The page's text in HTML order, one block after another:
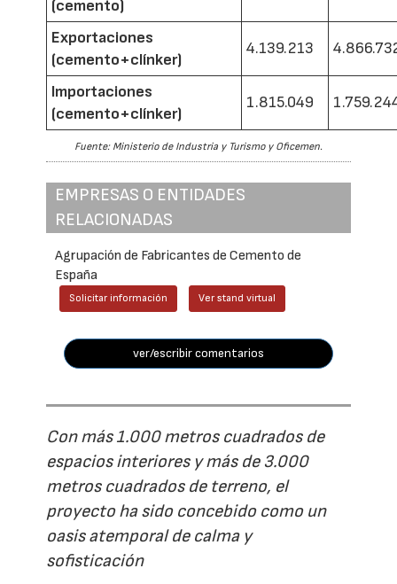
(cemento)
Exportaciones
(cemento+clínker)
4.139.213
Importaciones
(cemento+clínker)
1.815.049
Fuente: Ministerio de Industria y Turismo y Oficemen.
EMPRESAS O ENTIDADES
RELACIONADAS
Agrupación de Fabricantes de Cemento de
España
Solicitar información Ver stand virtual
ver/escribir comentarios
Con más 1.000 metros cuadrados de
espacios interiores y más de 3.000
metros cuadrados de terreno, el
proyecto ha sido concebido como un
oasis atemporal de calma y
sofisticación